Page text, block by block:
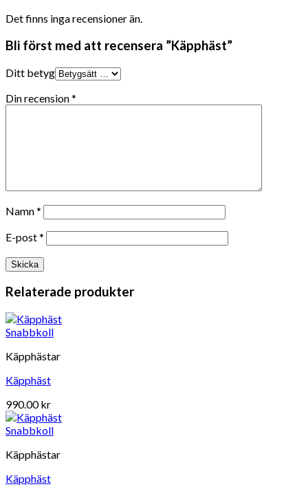
Det finns inga recensioner än.
Bli först med att recensera ”Käpphäst”
Ditt betyg
Din recension*
Namn*
E-post*
Relaterade produkter
Snabbkoll
Käpphästar
Käpphäst
990.00kr
Snabbkoll
Käpphästar
Käpphäst